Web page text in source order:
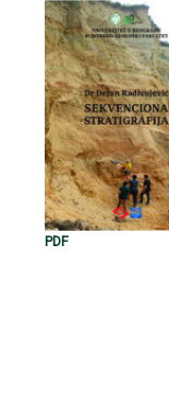
PDF